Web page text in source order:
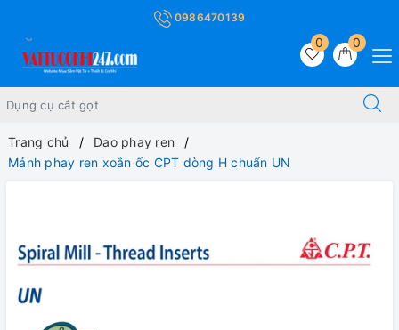
0986470139
0
0
Trang chủ
Dao phay ren
Mảnh phay ren xoắn ốc CPT dòng H chuẩn UN